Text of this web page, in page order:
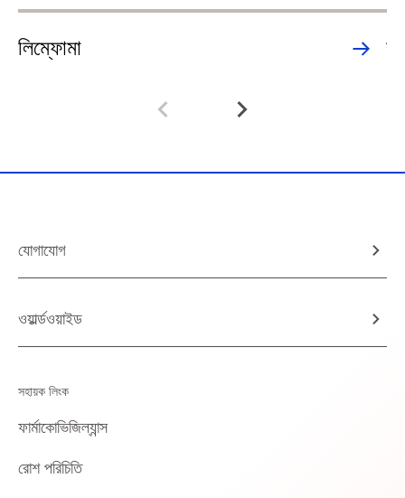
লিম্ফোমা
যোগাযোগ
ওয়ার্ল্ডওয়াইড
সহায়ক লিংক
ফার্মাকোভিজিল্যান্স
রোশ পরিচিতি